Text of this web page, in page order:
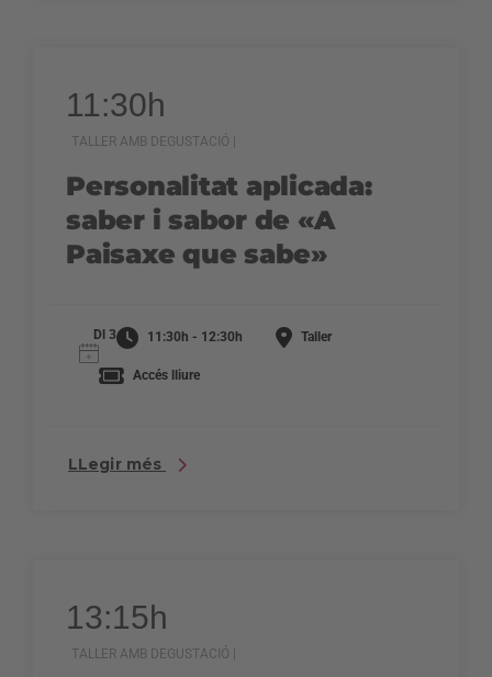
11:30h
TALLER AMB DEGUSTACIÓ |
Personalitat aplicada:
saber i sabor de «A
Paisaxe que sabe»
Dl 3 11:30h - 12:30h Taller
Accés lliure
LLegir més
13:15h
TALLER AMB DEGUSTACIÓ |